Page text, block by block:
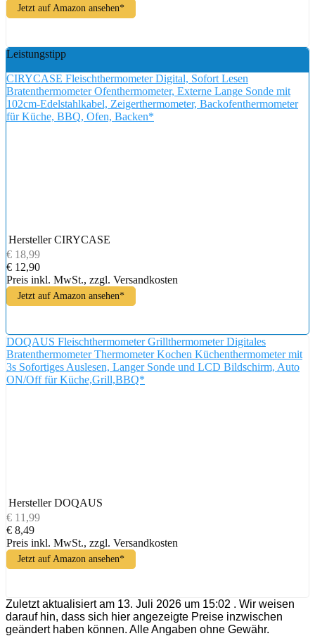
Jetzt auf Amazon ansehen*
Leistungstipp
CIRYCASE Fleischthermometer Digital, Sofort Lesen
Bratenthermometer Ofenthermometer, Externe Lange Sonde mit
102cm-Edelstahlkabel, Zeigerthermometer, Backofenthermometer
für Küche, BBQ, Ofen, Backen*
Hersteller CIRYCASE
€ 18,99
€ 12,90
Preis inkl. MwSt., zzgl. Versandkosten
Jetzt auf Amazon ansehen*
DOQAUS Fleischthermometer Grillthermometer Digitales
Bratenthermometer Thermometer Kochen Küchenthermometer mit
3s Sofortiges Auslesen, Langer Sonde und LCD Bildschirm, Auto
ON/Off für Küche,Grill,BBQ*
Hersteller DOQAUS
€ 11,99
€ 8,49
Preis inkl. MwSt., zzgl. Versandkosten
Jetzt auf Amazon ansehen*
Zuletzt aktualisiert am 13. Juli 2026 um 15:02 . Wir weisen
darauf hin, dass sich hier angezeigte Preise inzwischen
geändert haben können. Alle Angaben ohne Gewähr.